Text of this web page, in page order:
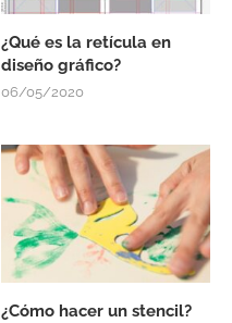
¿Qué es la retícula en
diseño gráfico?
06/05/2020
¿Cómo hacer un stencil?